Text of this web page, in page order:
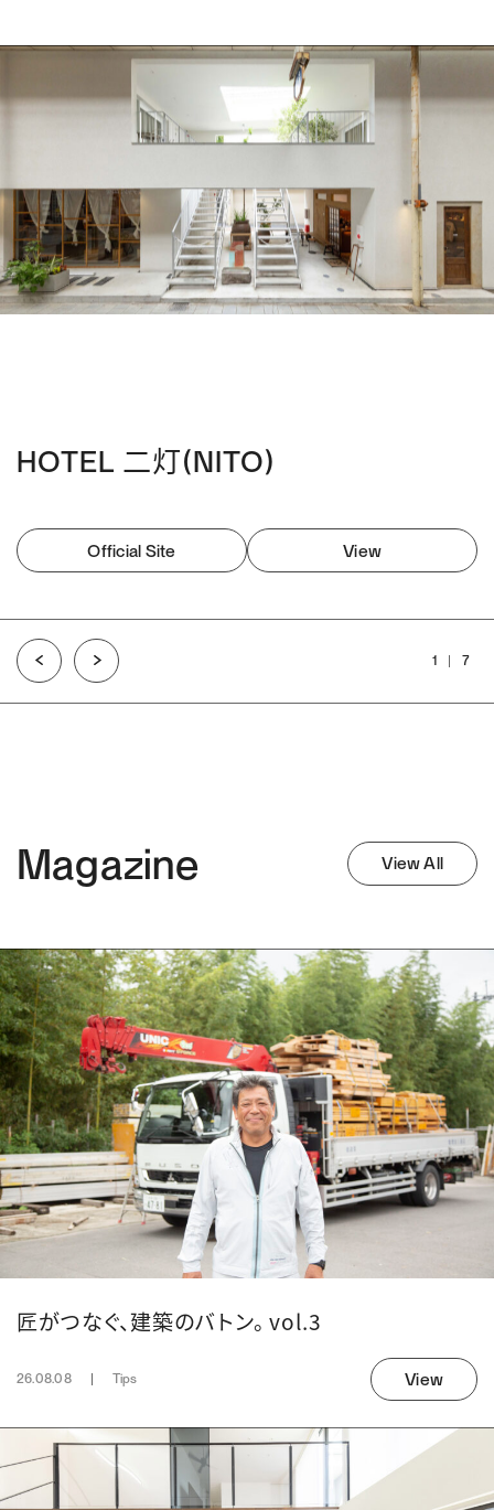
HOTEL 二灯(NITO)
Official Site View
1 7
Magazine View All
匠がつなぐ、建築のバトン。 vol.3
26.08.08 Tips View